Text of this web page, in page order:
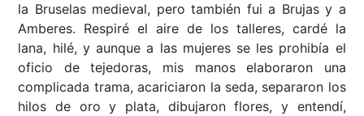
la Bruselas medieval, pero también fui a Brujas y a
Amberes. Respiré el aire de los talleres, cardé la
lana, hilé, y aunque a las mujeres se les prohibía el
oficio de tejedoras, mis manos elaboraron una
complicada trama, acariciaron la seda, separaron los
hilos de oro y plata, dibujaron flores, y entendí,